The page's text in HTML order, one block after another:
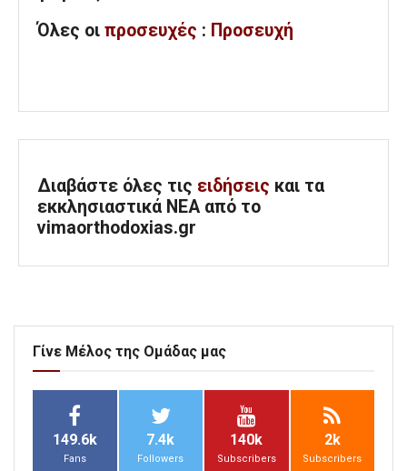
Όλες οι προσευχές : Προσευχή
Διαβάστε όλες τις ειδήσεις και τα
εκκλησιαστικά ΝΕΑ από το
vimaorthodoxias.gr
Γίνε Μέλος της Ομάδας μας
149.6k
Fans
7.4k
Followers
140k
Subscribers
2k
Subscribers